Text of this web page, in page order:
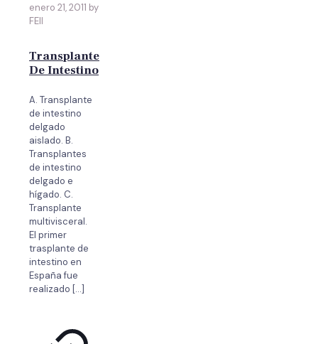
enero 21, 2011 by
FEII
Transplante
De Intestino
A. Transplante
de intestino
delgado
aislado. B.
Transplantes
de intestino
delgado e
hígado. C.
Transplante
multivisceral.
El primer
trasplante de
intestino en
España fue
realizado […]